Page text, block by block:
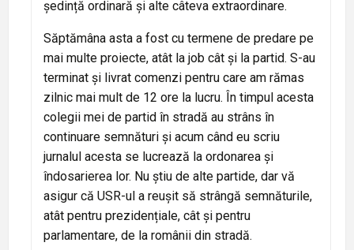
ședință ordinară și alte câteva extraordinare.
Săptămâna asta a fost cu termene de predare pe
mai multe proiecte, atât la job cât și la partid. S-au
terminat și livrat comenzi pentru care am rămas
zilnic mai mult de 12 ore la lucru. În timpul acesta
colegii mei de partid în stradă au strâns în
continuare semnături și acum când eu scriu
jurnalul acesta se lucrează la ordonarea și
îndosarierea lor. Nu știu de alte partide, dar vă
asigur că USR-ul a reușit să strângă semnăturile,
atât pentru prezidențiale, cât și pentru
parlamentare, de la românii din stradă.